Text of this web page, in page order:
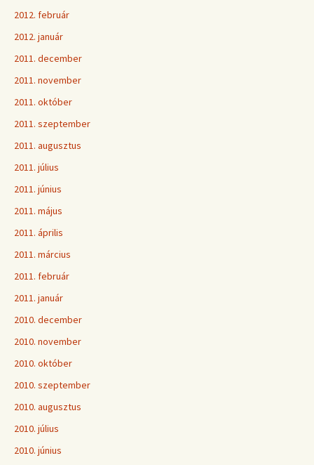
2012. február
2012. január
2011. december
2011. november
2011. október
2011. szeptember
2011. augusztus
2011. július
2011. június
2011. május
2011. április
2011. március
2011. február
2011. január
2010. december
2010. november
2010. október
2010. szeptember
2010. augusztus
2010. július
2010. június